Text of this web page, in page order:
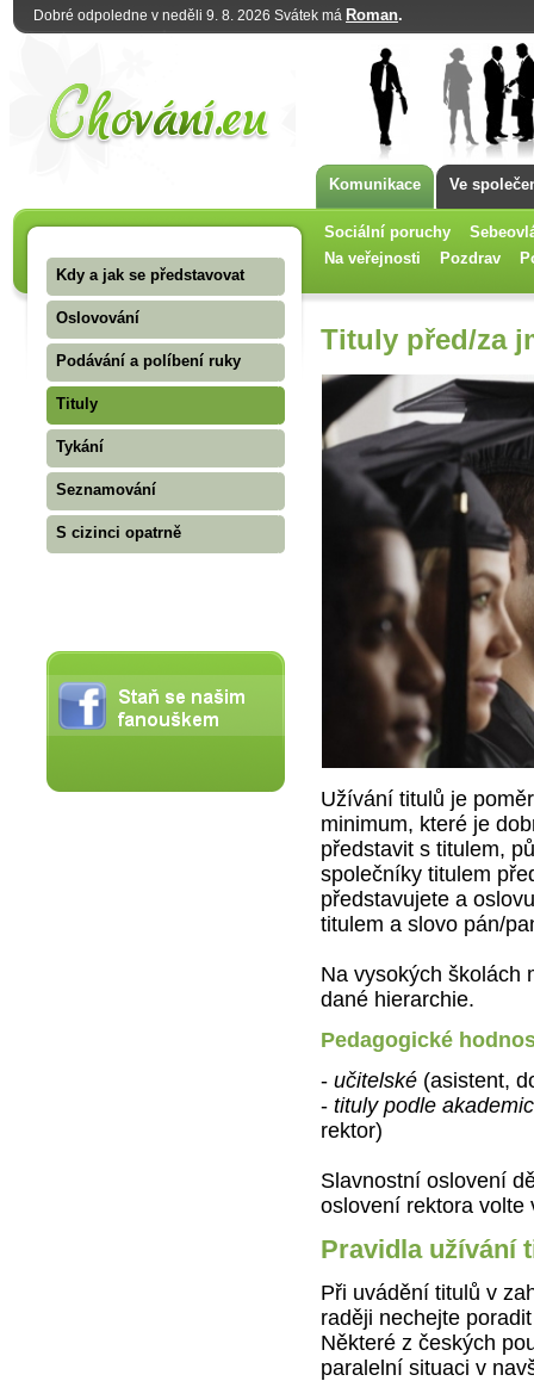
Dobré odpoledne v neděli 9. 8. 2026 Svátek má Roman.
Komunikace Ve
Sociální poruchy
Na veřejnosti
Pozdrav
Kdy a jak se představovat
Oslovování
Podávání a políbení ruky
Tituly
Tykání
Seznamování
S cizinci opatrně
Tituly před/za
Užívání titulů je
minimum, které je
představit s titulem,
společníky titulem
představujete a
titulem a slovo pán/
Na vysokých školách
dané hierarchie.
Pedagogické
- učitelské (asistent,
- tituly podle
rektor)
Slavnostní oslovení
oslovení rektora volte
Pravidla užívání
Při uvádění titulů v
raději nechejte
Některé z českých
paralelní situaci v